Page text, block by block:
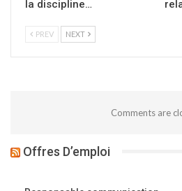
la discipline…
PREV NEXT
Comments are
Offres D’emploi